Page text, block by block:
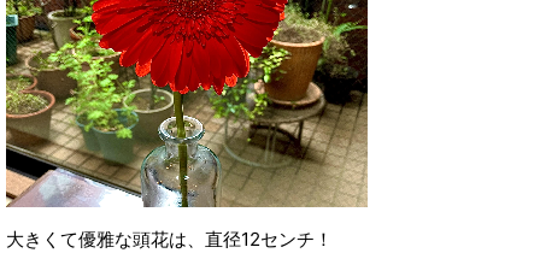
大きくて優雅な頭花は、直径12センチ！